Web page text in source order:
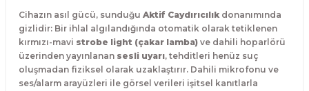
Cihazın asıl gücü, sunduğu Aktif Caydırıcılıkdonanımında
gizlidir: Bir ihlal algılandığında otomatik olarak tetiklenen
kırmızı-mavi strobe light (çakar lamba) ve dahili hoparlörü
üzerinden yayınlanan sesli uyarı, tehditleri henüz suç
oluşmadan fiziksel olarak uzaklaştırır. Dahili mikrofonu ve
ses/alarm arayüzleri ile görsel verileri işitsel kanıtlarla